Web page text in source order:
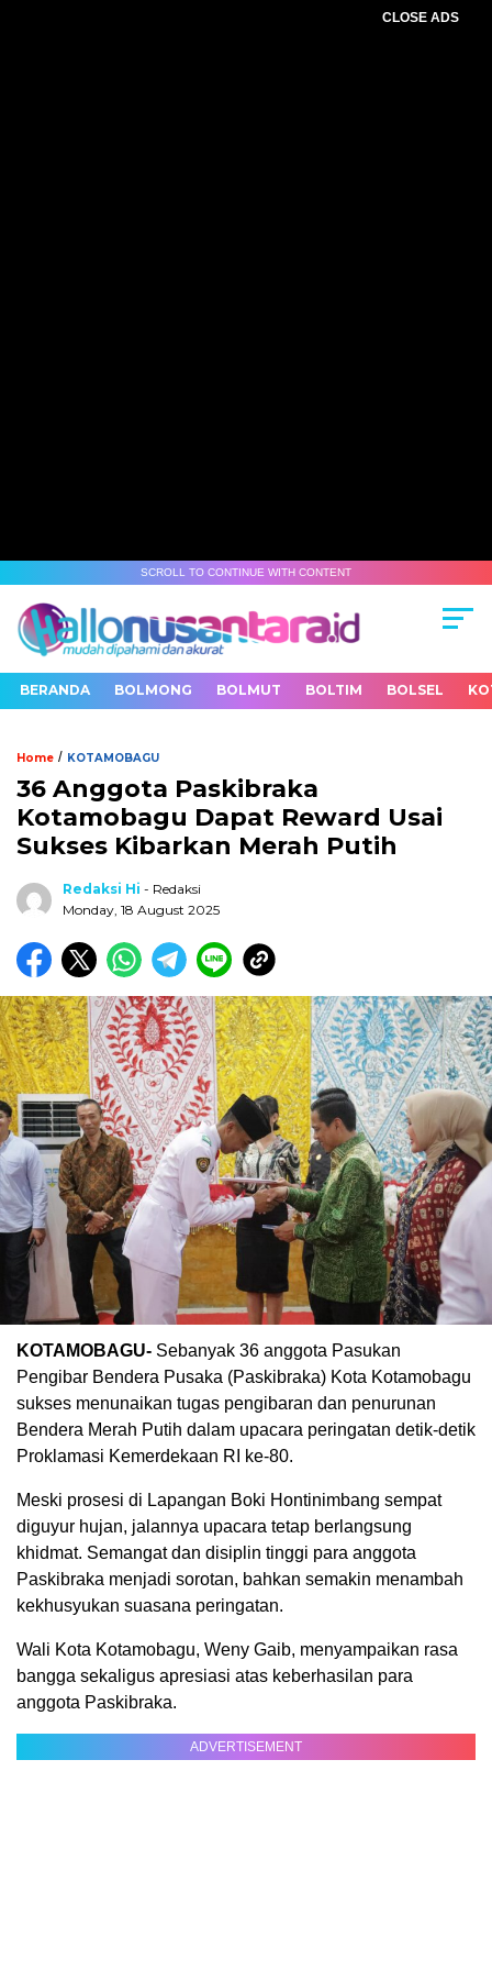
CLOSE ADS
SCROLL TO CONTINUE WITH CONTENT
BERANDA BOLMONG BOLMUT BOLTIM BOLSEL
Home / KOTAMOBAGU
36 Anggota Paskibraka
Kotamobagu Dapat Reward Usai
Sukses Kibarkan Merah Putih
Redaksi Hi - Redaksi
Monday, 18 August 2025
KOTAMOBAGU- Sebanyak 36 anggota Pasukan
Pengibar Bendera Pusaka (Paskibraka) Kota Kotamobagu
sukses menunaikan tugas pengibaran dan penurunan
Bendera Merah Putih dalam upacara peringatan detik-detik
Proklamasi Kemerdekaan RI ke-80.
Meski prosesi di Lapangan Boki Hontinimbang sempat
diguyur hujan, jalannya upacara tetap berlangsung
khidmat. Semangat dan disiplin tinggi para anggota
Paskibraka menjadi sorotan, bahkan semakin menambah
kekhusyukan suasana peringatan.
Wali Kota Kotamobagu, Weny Gaib, menyampaikan rasa
bangga sekaligus apresiasi atas keberhasilan para
anggota Paskibraka.
ADVERTISEMENT